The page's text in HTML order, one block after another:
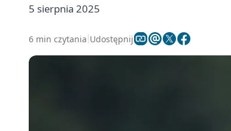
5 sierpnia 2025
6 min czytania Udostępnij